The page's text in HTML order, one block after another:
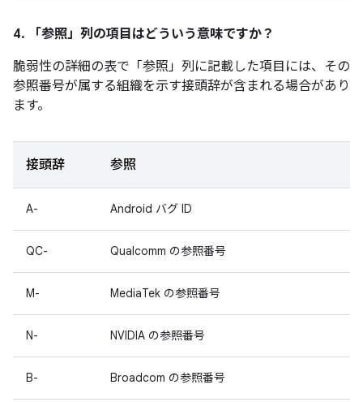
4. 「参照」 列の項目はどういう意味ですか？
脆弱性の詳細の表で「参照」 列に記載した項目には、その
参照番号が属する組織を示す接頭辞が含まれる場合があり
ます。
接頭辞 参照
A- Android バグ ID
QC- Qualcomm の参照番号
M- MediaTek の参照番号
N- NVIDIA の参照番号
B- Broadcom の参照番号